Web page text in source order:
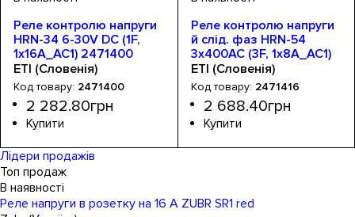
Реле контролю напруги
HRN-34 6-30V DC (1F,
1x16A_AC1) 2471400
ETI (Словенія)
2471400
2 282.80грн
Обладнання: реле напруги
Кількість фаз: 1
Номінальний струм, А: 16А
Серія: HRN
Кількість модулів: 1
Монтаж: Din-рейка
Реле контролю напруги
й слід. фаз HRN-54
3x400AC (3F, 1x8A_AC1)
без нейтралі 2471416
ETI (Словенія)
2471416
2 688.40грн
Обладнання: реле
Кількість фаз: 3
Номінальний струм, А: 8А
Серія: HRN
Кількість модулів: 1
Монтаж: Din-рейка
Лідери продажів
Топ продаж
Реле напруги в розетку на 16 А ZUBR SR1 red